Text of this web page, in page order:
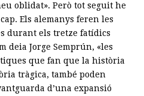
oblidat». Però tot seguit he
Els alemanys feren les
durant els tretze fatídics
deia Jorge Semprún, «les
que fan que la història
tràgica, també poden
d’una expansió